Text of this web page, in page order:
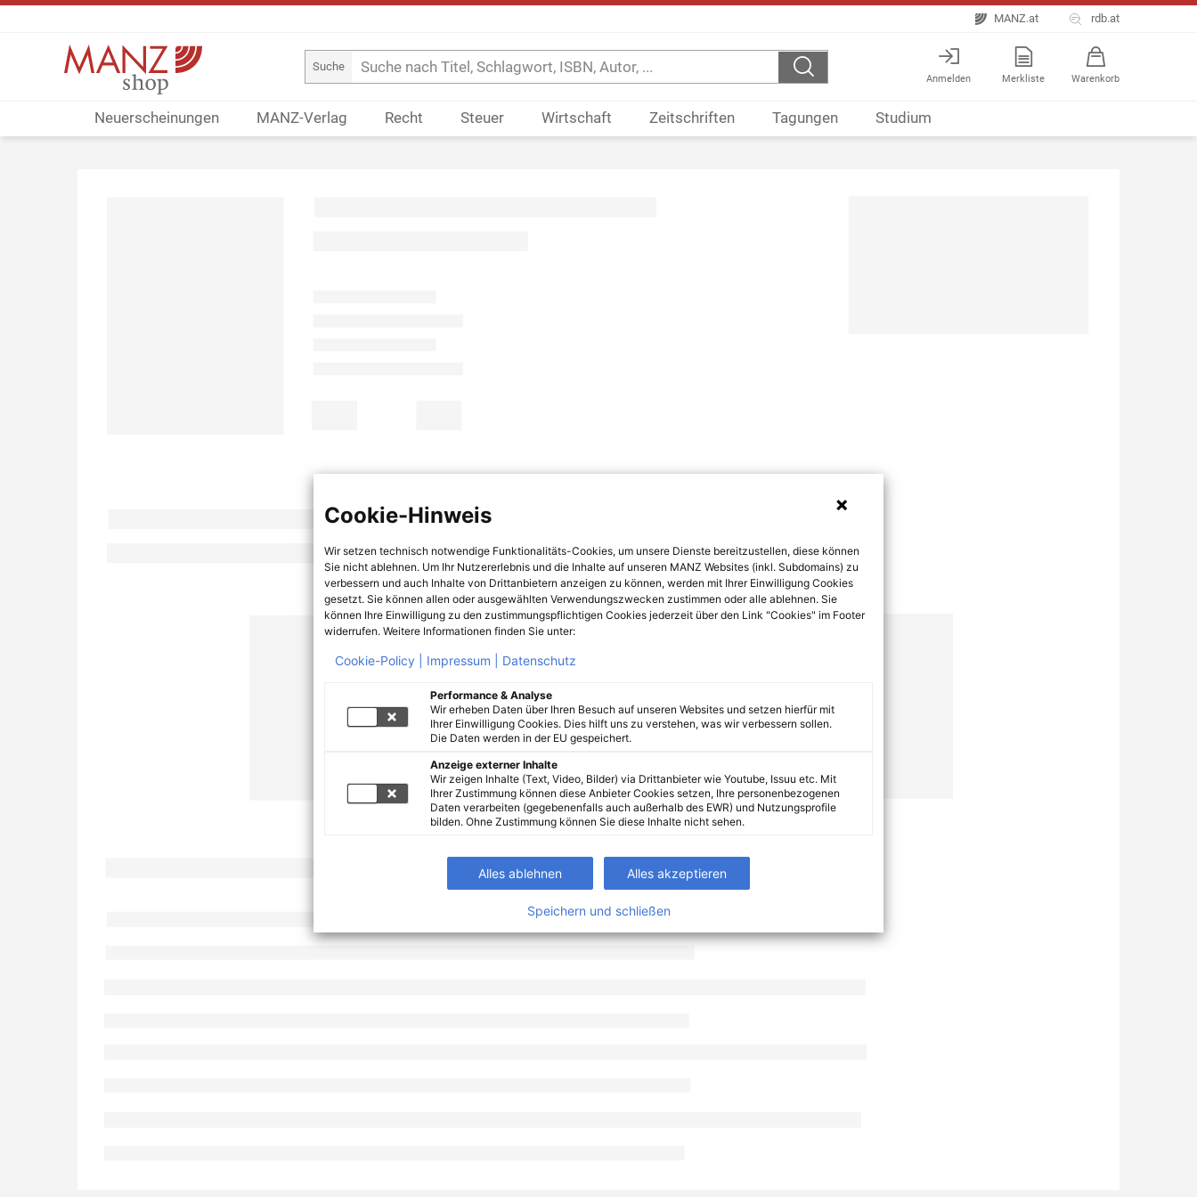
MANZ.at rdb.at
Suche
Anmelden Merkliste Warenkorb
Neuerscheinungen MANZ-Verlag Recht Steuer Wirtschaft Zeitschriften Tagungen Studium
Cookie-Hinweis
Wir setzen technisch notwendige Funktionalitäts-Cookies, um unsere Dienste bereitzustellen, diese können
Sie nicht ablehnen. Um Ihr Nutzererlebnis und die Inhalte auf unseren MANZ Websites (inkl. Subdomains) zu
verbessern und auch Inhalte von Drittanbietern anzeigen zu können, werden mit Ihrer Einwilligung Cookies
gesetzt. Sie können allen oder ausgewählten Verwendungszwecken zustimmen oder alle ablehnen. Sie
können Ihre Einwilligung zu den zustimmungspflichtigen Cookies jederzeit über den Link "Cookies" im Footer
widerrufen. Weitere Informationen finden Sie unter:
Cookie-Policy | Impressum | Datenschutz
Performance & Analyse
Wir erheben Daten über Ihren Besuch auf unseren Websites und setzen hierfür mit
Ihrer Einwilligung Cookies. Dies hilft uns zu verstehen, was wir verbessern sollen.
Die Daten werden in der EU gespeichert.
Anzeige externer Inhalte
Wir zeigen Inhalte (Text, Video, Bilder) via Drittanbieter wie Youtube, Issuu etc. Mit
Ihrer Zustimmung können diese Anbieter Cookies setzen, Ihre personenbezogenen
Daten verarbeiten (gegebenenfalls auch außerhalb des EWR) und Nutzungsprofile
bilden. Ohne Zustimmung können Sie diese Inhalte nicht sehen.
Alles ablehnen Alles akzeptieren
Speichern und schließen